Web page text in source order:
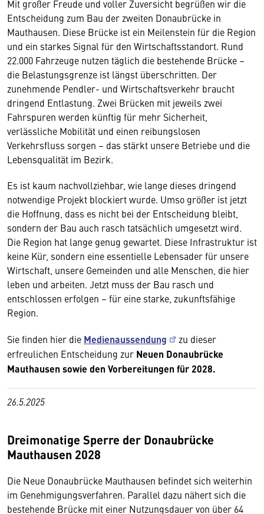
Mit großer Freude und voller Zuversicht begrüßen wir die
Entscheidung zum Bau der zweiten Donaubrücke in
Mauthausen. Diese Brücke ist ein Meilenstein für die Region
und ein starkes Signal für den Wirtschaftsstandort. Rund
22.000 Fahrzeuge nutzen täglich die bestehende Brücke –
die Belastungsgrenze ist längst überschritten. Der
zunehmende Pendler- und Wirtschaftsverkehr braucht
dringend Entlastung. Zwei Brücken mit jeweils zwei
Fahrspuren werden künftig für mehr Sicherheit,
verlässliche Mobilität und einen reibungslosen
Verkehrsfluss sorgen – das stärkt unsere Betriebe und die
Lebensqualität im Bezirk.
Es ist kaum nachvollziehbar, wie lange dieses dringend
notwendige Projekt blockiert wurde. Umso größer ist jetzt
die Hoffnung, dass es nicht bei der Entscheidung bleibt,
sondern der Bau auch rasch tatsächlich umgesetzt wird.
Die Region hat lange genug gewartet. Diese Infrastruktur ist
keine Kür, sondern eine essentielle Lebensader für unsere
Wirtschaft, unsere Gemeinden und alle Menschen, die hier
leben und arbeiten. Jetzt muss der Bau rasch und
entschlossen erfolgen – für eine starke, zukunftsfähige
Region.
Sie finden hier die Medienaussendung
zu dieser
erfreulichen Entscheidung zur Neuen Donaubrücke
Mauthausen sowie den Vorbereitungen für 2028.
26.5.2025
Dreimonatige Sperre der Donaubrücke
Mauthausen 2028
Die Neue Donaubrücke Mauthausen befindet sich weiterhin
im Genehmigungsverfahren. Parallel dazu nähert sich die
bestehende Brücke mit einer Nutzungsdauer von über 64